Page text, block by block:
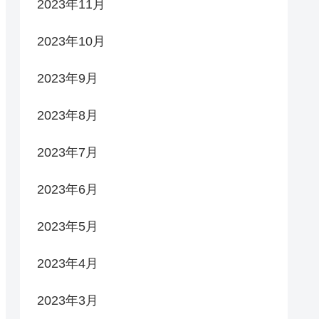
2023年11月
2023年10月
2023年9月
2023年8月
2023年7月
2023年6月
2023年5月
2023年4月
2023年3月